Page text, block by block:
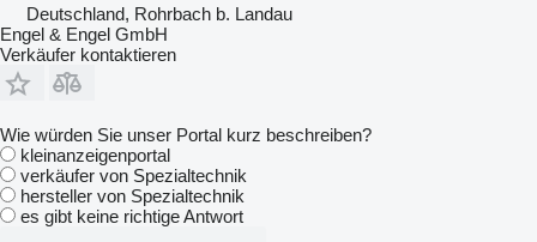
Deutschland, Rohrbach b. Landau
Engel & Engel GmbH
Verkäufer kontaktieren
Wie würden Sie unser Portal kurz beschreiben?
kleinanzeigenportal
verkäufer von Spezialtechnik
hersteller von Spezialtechnik
es gibt keine richtige Antwort